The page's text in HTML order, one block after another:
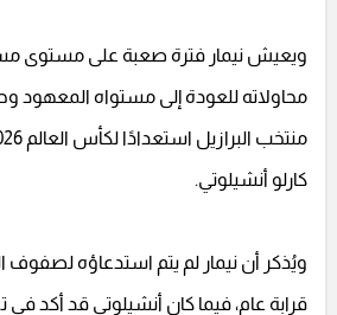
ويعيش نيمار فترة صعبة على مستوى
محاولاته للعودة إلى مستواه المعهود
كارلو أنشيلوتي.
ويُذكر أن نيمار لم يتم استدعاؤه لصفوف
قرابة عام، فيما كان أنشيلوتي قد أكد